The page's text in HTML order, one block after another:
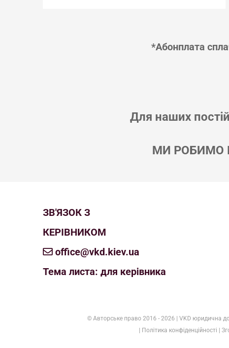
*Абонплата
Для наших
МИ РОБИМО
ЗВ'ЯЗОК З
КЕРІВНИКОМ
office@vkd.kiev.ua
Тема листа: для керівника
© Авторське право 2016 - 2026 | VKD юридична
| Політика конфіденційності |